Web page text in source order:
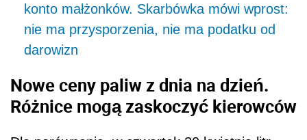
konto małżonków. Skarbówka mówi wprost:
nie ma przysporzenia, nie ma podatku od
darowizn
Nowe ceny paliw z dnia na dzień.
Różnice mogą zaskoczyć kierowców